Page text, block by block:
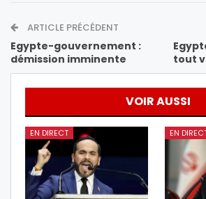
ARTICLE PRÉCÉDENT
Egypte-gouvernement :
démission imminente
tout
VOIR AUSSI
EN DIRECT EN